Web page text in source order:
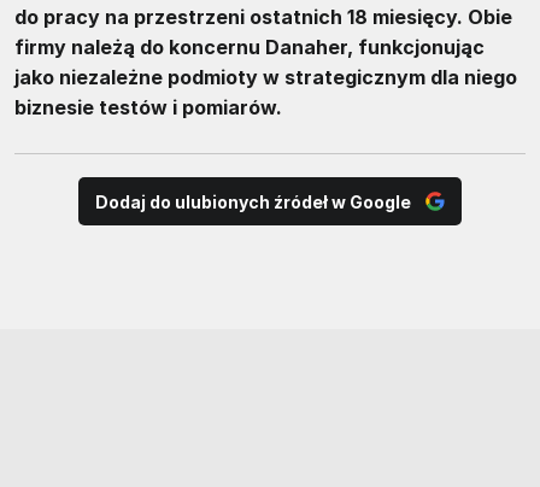
do pracy na przestrzeni ostatnich 18 miesięcy. Obie
firmy należą do koncernu Danaher, funkcjonując
jako niezależne podmioty w strategicznym dla niego
biznesie testów i pomiarów.
Dodaj do ulubionych źródeł w Google